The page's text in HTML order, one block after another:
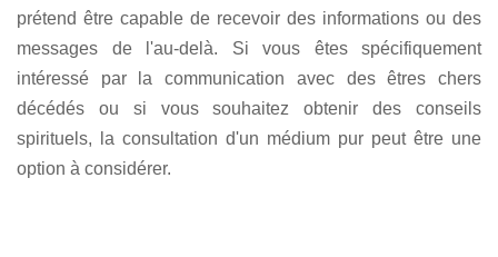
prétend être capable de recevoir des informations ou des
messages de l'au-delà. Si vous êtes spécifiquement
intéressé par la communication avec des êtres chers
décédés ou si vous souhaitez obtenir des conseils
spirituels, la consultation d'un médium pur peut être une
option à considérer.